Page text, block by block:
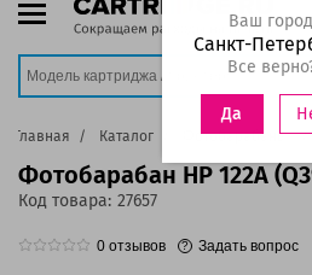
Ваш город
Санкт-
Все
Да
Главная Каталог Фотобарабаны
Фотобарабан HP 122А
Код товара: 27657
0 отзывов Задать вопрос